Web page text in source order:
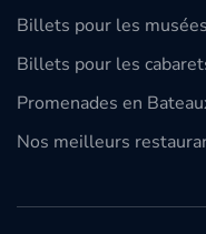
Billets pour les
Billets pour les
Promenades en
Nos meilleurs